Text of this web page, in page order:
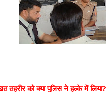
तहरीर को क्या पुलिस ने हल्के में लिया?